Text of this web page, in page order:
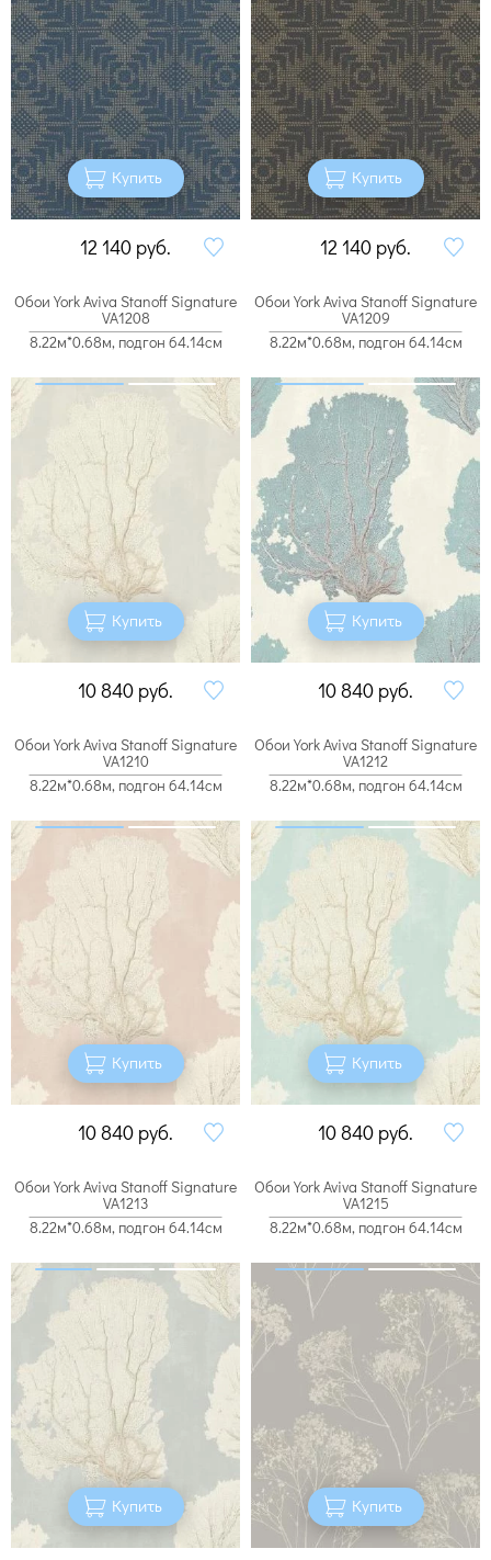
Купить
12 140 руб.
Купить
12 140 руб.
Обои York Aviva Stanoff Signature
VA1208
8.22м*0.68м, подгон 64.14см
Купить
10 840 руб.
Обои York Aviva Stanoff Signature
VA1209
8.22м*0.68м, подгон 64.14см
Купить
10 840 руб.
Обои York Aviva Stanoff Signature
VA1210
8.22м*0.68м, подгон 64.14см
Купить
10 840 руб.
Обои York Aviva Stanoff Signature
VA1212
8.22м*0.68м, подгон 64.14см
Купить
10 840 руб.
Обои York Aviva Stanoff Signature
VA1213
8.22м*0.68м, подгон 64.14см
Купить
Обои York Aviva Stanoff Signature
VA1215
8.22м*0.68м, подгон 64.14см
Купить